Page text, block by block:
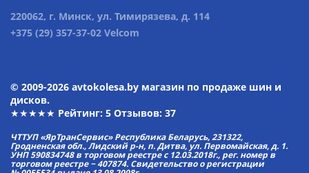
220062, г. Минск, ул. Тимирязева, д. 114
+375 (29) 357-37-02 Velcom
© 2009-2026 avtokolesa.by магазин по продаже шин и
дисков.
★★★★★ Рейтинг: 5 Отзывов: 37
ЧТТУП «ЯрТранСервис» Республика Беларусь, 231322,
Гродненская обл., Лидский р-н, п. Дитва, ул. Первомайская, д. 1.
УНП 590834748 в торговом реестре с 12.03.2018г., рег. номер в
торговом реестре − 407874. Свидетельство о регистрации